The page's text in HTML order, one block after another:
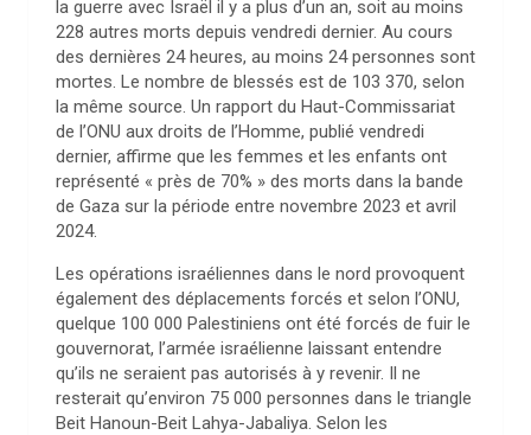
la guerre avec Israël il y a plus d’un an, soit au moins
228 autres morts depuis vendredi dernier. Au cours
des dernières 24 heures, au moins 24 personnes sont
mortes. Le nombre de blessés est de 103 370, selon
la même source. Un rapport du Haut-Commissariat
de l’ONU aux droits de l’Homme, publié vendredi
dernier, affirme que les femmes et les enfants ont
représenté « près de 70% » des morts dans la bande
de Gaza sur la période entre novembre 2023 et avril
2024.
Les opérations israéliennes dans le nord provoquent
également des déplacements forcés et selon l’ONU,
quelque 100 000 Palestiniens ont été forcés de fuir le
gouvernorat, l’armée israélienne laissant entendre
qu’ils ne seraient pas autorisés à y revenir. Il ne
resterait qu’environ 75 000 personnes dans le triangle
Beit Hanoun-Beit Lahya-Jabaliya. Selon les